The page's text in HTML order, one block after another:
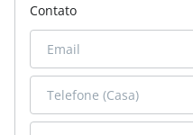
Contato